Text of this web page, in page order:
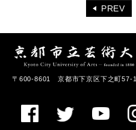
PREV
〒600-8601 京都市下京区下之町57-1